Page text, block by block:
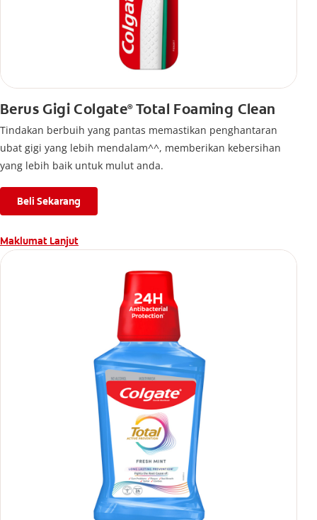
Berus Gigi Colgate®Total Foaming Clean
Tindakan berbuih yang pantas memastikan penghantaran
ubat gigi yang lebih mendalam^^, memberikan kebersihan
yang lebih baik untuk mulut anda.
Beli Sekarang
Maklumat Lanjut